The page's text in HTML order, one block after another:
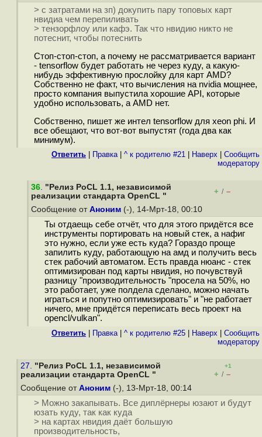
> с затратами на зп) докупить пару топовых карт
нвидиа чем перепиливать
> тензорфлоу или кафэ. Так что нвидию никто не
потеснит, чтобы потеснить
Стоп-стоп-стоп, а почему не рассматривается вариант
- tensorflow будет работать не через куду, а какую-
нибудь эффективную прослойку для карт AMD?
Собственно не факт, что вычисления на nvidia мощнее,
просто компания выпустила хорошие API, которые
удобно использовать, а AMD нет.
Собственно, пишет же интел tensorflow для xeon phi. И
все обещают, что вот-вот выпустят (года два как
минимум).
Ответить Правка| ^ к родителю #21 Наверх
Cообщить
модератору
36. "Релиз PoCL 1.1, независимой
реализации стандарта OpenCL "
+ / –
Сообщение от Аноним (-), 14-Мрт-18, 00:10
Ты отдаещь себе отчёт, что для этого придётся все
инструменты портировать на новый стек, а нафиг
это нужно, если уже есть куда? Гораздо проще
запилить куду, работающую на амд и получить весь
стек рабочий автоматом. Есть правда нюанс - стек
оптимизирован под карты нвидия, но почувствуй
разницу "производительность "просела на 50%, но
это работает, уже полдела сделано, можно начать
играться и попутно оптимизировать" и "не работает
ничего, мне придётся переписать весь проект на
opencl/vulkan".
Ответить Правка| ^ к родителю #25 Наверх
Cообщить
модератору
27. "Релиз PoCL 1.1, независимой
реализации стандарта OpenCL "
+1
+ / –
Сообщение от Аноним (-), 13-Мрт-18, 00:14
> Можно закaпывать. Все диплёрнеры юзают и будут
юзать куду, так как куда
> на картах нвидия даёт большую
производительность,